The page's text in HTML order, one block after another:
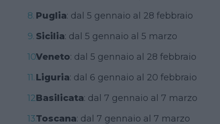
Puglia: dal 5 gennaio al 28 febbraio
Sicilia: dal 5 gennaio al 5 marzo
Veneto: dal 5 gennaio al 28 febbraio
Liguria: dal 6 gennaio al 20 febbraio
Basilicata: dal 7 gennaio al 7 marzo
Toscana: dal 7 gennaio al 7 marzo